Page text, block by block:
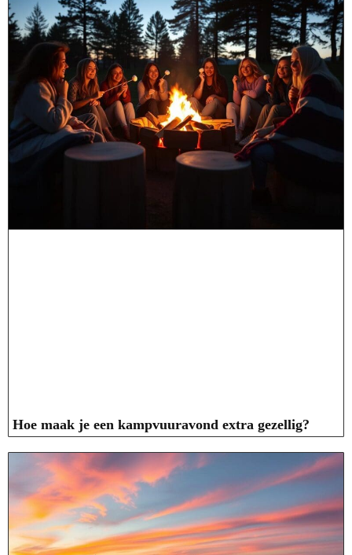
Hoe maak je een kampvuuravond extra gezellig?